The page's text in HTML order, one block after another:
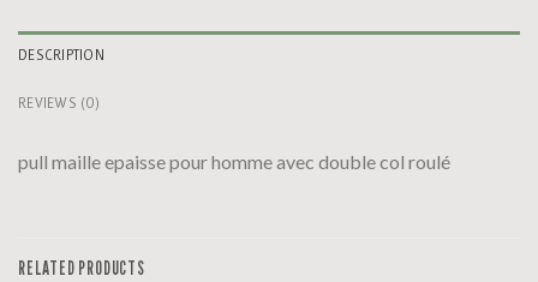
DESCRIPTION
REVIEWS (0)
pull maille epaisse pour homme avec double col roulé
RELATED PRODUCTS